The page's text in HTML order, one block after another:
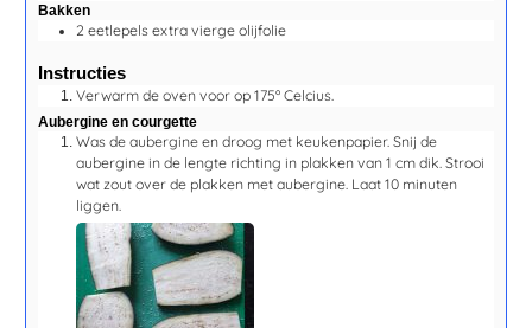
Bakken
2 eetlepels extra vierge olijfolie
Instructies
Verwarm de oven voor op 175º Celcius.
Aubergine en courgette
Was de aubergine en droog met keukenpapier. Snij de
aubergine in de lengte richting in plakken van 1 cm dik. Strooi
wat zout over de plakken met aubergine. Laat10 minuten
liggen.